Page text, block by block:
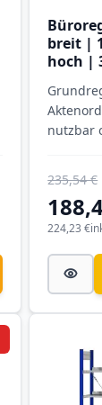
breit |
hoch |
nutzbar
235,54 €
224,23 €